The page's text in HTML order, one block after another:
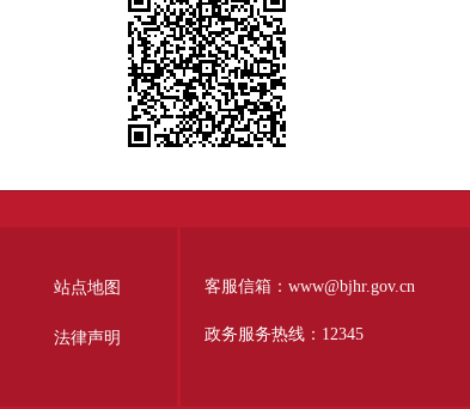
站点地图
法律声明
客服信箱：www@bjhr.gov.cn
政务服务热线：12345